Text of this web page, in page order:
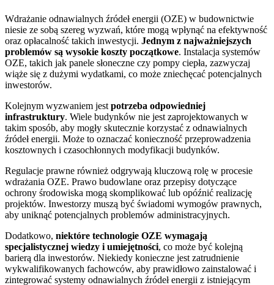
Wdrażanie odnawialnych źródeł energii (OZE) w budownictwie
niesie ze sobą szereg wyzwań, które mogą wpłynąć na efektywność
oraz opłacalność takich inwestycji. Jednym z najważniejszych
problemów są wysokie koszty początkowe. Instalacja systemów
OZE, takich jak panele słoneczne czy pompy ciepła, zazwyczaj
wiąże się z dużymi wydatkami, co może zniechęcać potencjalnych
inwestorów.
Kolejnym wyzwaniem jest potrzeba odpowiedniej
infrastruktury. Wiele budynków nie jest zaprojektowanych w
takim sposób, aby mogły skutecznie korzystać z odnawialnych
źródeł energii. Może to oznaczać konieczność przeprowadzenia
kosztownych i czasochłonnych modyfikacji budynków.
Regulacje prawne również odgrywają kluczową rolę w procesie
wdrażania OZE. Prawo budowlane oraz przepisy dotyczące
ochrony środowiska mogą skomplikować lub opóźnić realizację
projektów. Inwestorzy muszą być świadomi wymogów prawnych,
aby uniknąć potencjalnych problemów administracyjnych.
Dodatkowo, niektóre technologie OZE wymagają
specjalistycznej wiedzy i umiejętności, co może być kolejną
barierą dla inwestorów. Niekiedy konieczne jest zatrudnienie
wykwalifikowanych fachowców, aby prawidłowo zainstalować i
zintegrować systemy odnawialnych źródeł energii z istniejącym